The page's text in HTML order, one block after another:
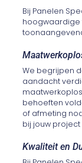
Bij Panelen
hoogwaardige
We begrijpen
aandacht
behoeften
of afmeting
bij jouw project
Kwaliteit en